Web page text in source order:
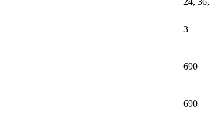
3
690
690